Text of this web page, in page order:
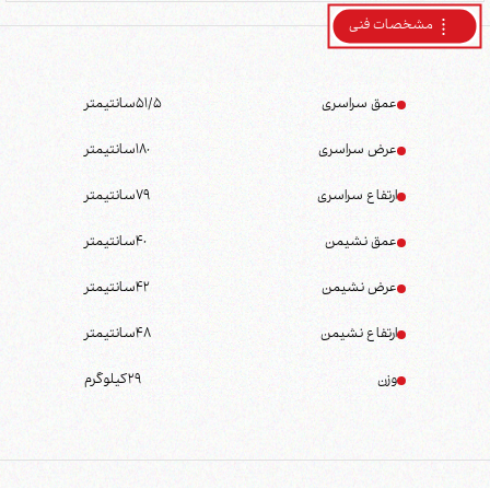
مشخصات فنی
عمق سراسری 51/5سانتیمتر
عرض سراسری 180سانتیمتر
ارتفاع سراسری 79سانتیمتر
عمق نشیمن 40سانتیمتر
عرض نشیمن 42سانتیمتر
ارتفاع نشیمن 48سانتیمتر
وزن 29کیلوگرم